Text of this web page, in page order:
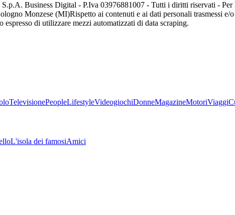
Business Digital - P.Iva 03976881007 - Tutti i diritti riservati -
Monzese (MI)Rispetto ai contenuti e ai dati personali trasmessi
di utilizzare mezzi automatizzati di data scraping.
TelevisionePeopleLifestyleVideogiochiDonneMagazineMotoriViaggi
L'isola dei famosiAmici